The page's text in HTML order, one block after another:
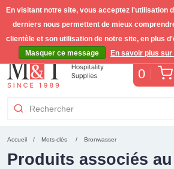
0
Accueil Mots-clés Bronwasser
Produits associés
En visitant notre site, vous acceptez l'utilisation
derniers nous permettent de mieux
clientèle et son utilisation de notre site, en plus
Masquer ce message
En savoir plus